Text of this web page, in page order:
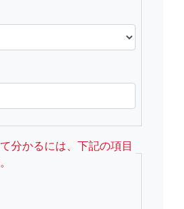
分かるには、下記の項目